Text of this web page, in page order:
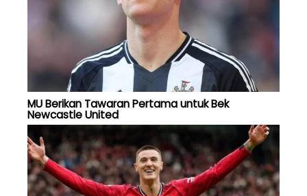
MU Berikan Tawaran Pertama untuk Bek
Newcastle United